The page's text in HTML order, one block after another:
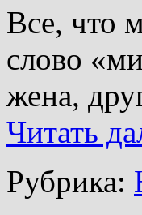
Все, что
слово
жена,
Читать
Рубрика: